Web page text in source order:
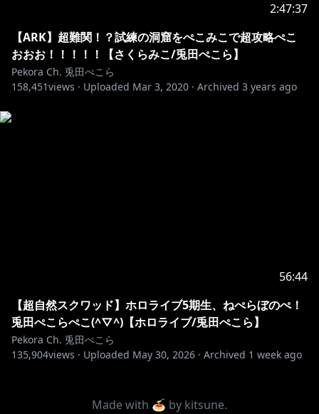
2:47:37
【ARK】超難関！？試練の洞窟をぺこみこで超攻略ぺこ
おおお！！！！！【さくらみこ/兎田ぺこら】
Pekora Ch. 兎田ぺこら
158,451views · Uploaded Mar 3, 2020 · Archived 3 years ago
56:44
【超自然スクワッド】ホロライブ5期生、ねぺらぼのぺ！
兎田ぺこらぺこ(^▽^)【ホロライブ/兎田ぺこら】
Pekora Ch. 兎田ぺこら
135,904views · Uploaded May 30, 2026 · Archived 1 week ago
Made with 🍝 by kitsune.